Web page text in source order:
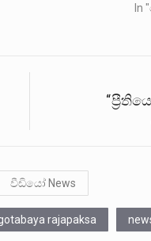
In
වීඩියෝ News
rajapaksa